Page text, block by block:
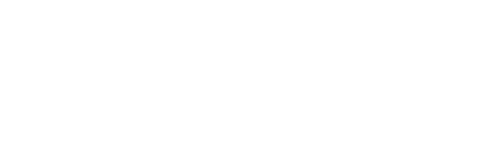
klaren Lichtstrahlen sorgen für eine
herkömmliche Halogenlampen.